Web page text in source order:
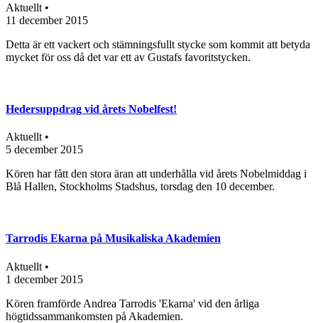
Aktuellt •
11 december 2015
Detta är ett vackert och stämningsfullt stycke som kommit att betyda
mycket för oss då det var ett av Gustafs favoritstycken.
Hedersuppdrag vid årets Nobelfest!
Aktuellt •
5 december 2015
Kören har fått den stora äran att underhålla vid årets Nobelmiddag i
Blå Hallen, Stockholms Stadshus, torsdag den 10 december.
Tarrodis Ekarna på Musikaliska Akademien
Aktuellt •
1 december 2015
Kören framförde Andrea Tarrodis 'Ekarna' vid den årliga
högtidssammankomsten på Akademien.